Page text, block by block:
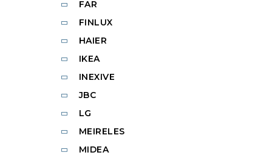
FAR
FINLUX
HAIER
IKEA
INEXIVE
JBC
LG
MEIRELES
MIDEA